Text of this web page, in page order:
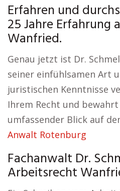
Erfahren und
25 Jahre Erfahrung
Wanfried.
Genau jetzt ist Dr.
seiner einfühlsamen Art
juristischen Kenntnisse
Ihrem Recht und
umfassender Blick auf
Anwalt Rotenburg
Fachanwalt Dr.
Arbeitsrecht